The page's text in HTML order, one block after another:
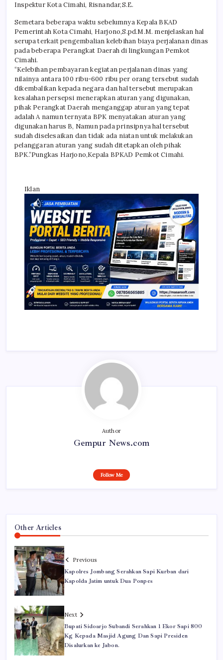
Inspektur Kota Cimahi, Risnandar,S.E.
Semetara beberapa waktu sebelumnya Kepala BKAD
Pemerintah Kota Cimahi, Harjono,S.pd.M.M. menjelaskan hal
serupa terkait pengembalian kelebihan biaya perjalanan dinas
pada beberapa Perangkat Daerah di lingkungan Pemkot
Cimahi.
“Kelebihan pembayaran kegiatan perjalanan dinas yang
nilainya antara 100 ribu-600 ribu per orang tersebut sudah
dikembalikan kepada negara dan hal tersebut merupakan
kesalahan persepsi menerapkan aturan yang digunakan,
pihak Perangkat Daerah menganggap aturan yang tepat
adalah A namun ternyata BPK menyatakan aturan yang
digunakan harus B, Namun pada prinsipnya hal tersebut
sudah diselesaikan dan tidak ada niatan untuk melakukan
pelanggaran aturan yang sudah ditetapkan oleh pihak
BPK.”Pungkas Harjono,Kepala BPKAD Pemkot Cimahi.
Iklan
Author
Gempur News.com
Follow Me
Other Articles
Previous
Kapolres Jombang Serahkan Sapi Kurban dari
Kapolda Jatim untuk Dua Ponpes
Next
Bupati Sidoarjo Subandi Serahkan 1 Ekor Sapi 800
Kg Kepada Masjid Agung Dan Sapi Presiden
Disalurkan ke Jabon.